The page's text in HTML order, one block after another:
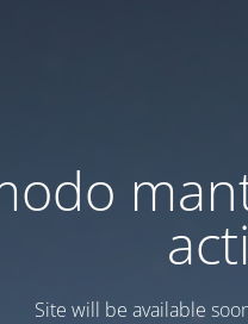
Site will be available